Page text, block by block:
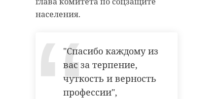
населения.
"Спасибо каждому из
вас за терпение,
чуткость и верность
профессии",